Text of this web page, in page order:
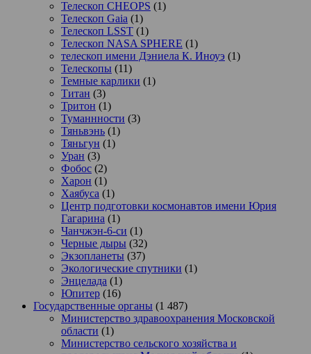
Телескоп CHEOPS (1)
Телескоп Gaia (1)
Телескоп LSST (1)
Телескоп NASA SPHERE (1)
телескоп имени Дэниела К. Иноуэ (1)
Телескопы (11)
Темные карлики (1)
Титан (3)
Тритон (1)
Туманнности (3)
Тяньвэнь (1)
Тяньгун (1)
Уран (3)
Фобос (2)
Харон (1)
Хаябуса (1)
Центр подготовки космонавтов имени Юрия
Гагарина (1)
Чанчжэн-6-си (1)
Черные дыры (32)
Экзопланеты (37)
Экологические спутники (1)
Энцелада (1)
Юпитер (16)
Государственные органы (1 487)
Министерство здравоохранения Московской
области (1)
Министерство сельского хозяйства и